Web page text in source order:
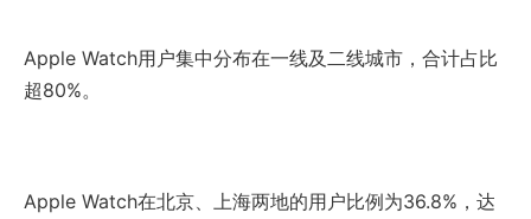
Apple Watch用户集中分布在一线及二线城市，合计占比
超80%。
Apple Watch在北京、上海两地的用户比例为36.8%，达